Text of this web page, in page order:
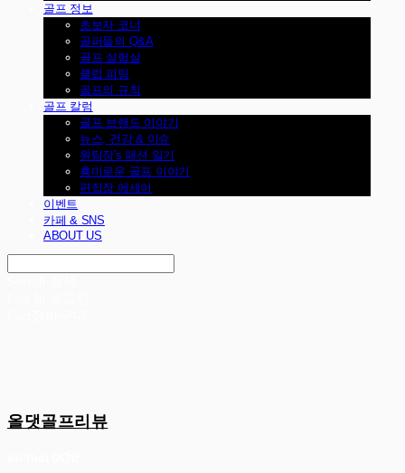
골프 정보
초보자 코너
골퍼들의 Q&A
골프 실험실
클럽 피팅
골프의 규칙
골프 칼럼
골프 브랜드 이야기
뉴스, 건강 & 이슈
원팀장's 패션 일기
흥미로운 골프 이야기
편집장 에세이
이벤트
카페 & SNS
ABOUT US
올댓골프리뷰